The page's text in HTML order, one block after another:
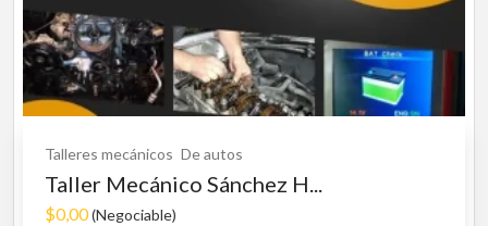
Talleres mecánicos De autos
Taller Mecánico Sánchez H...
$0,00(Negociable)